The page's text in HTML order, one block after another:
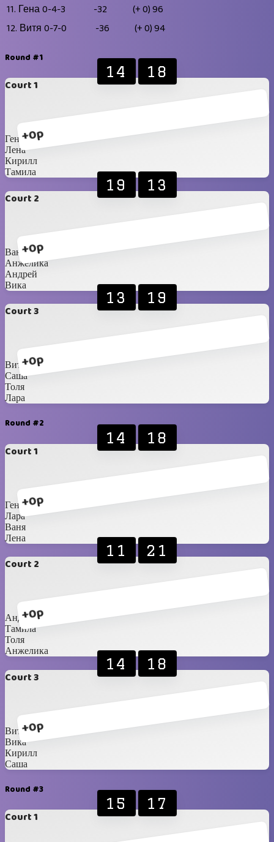
11. Гена0-4-3 -32 (+ 0)96
12. Витя 0-7-0 -36 (+ 0)94
Round #1
Court 1
+0p
14 18
Гена
Лена
Кирилл
Тамила
Court 2
+0p
19 13
Ваня
Анжелика
Андрей
Вика
Court 3
+0p
13 19
Витя
Саша
Толя
Лара
Round #2
Court 1
+0p
14 18
Гена
Лара
Ваня
Лена
Court 2
+0p
11 21
Андрей
Тамила
Толя
Анжелика
Court 3
+0p
14 18
Витя
Вика
Кирилл
Саша
Round #3
Court 1
15 17